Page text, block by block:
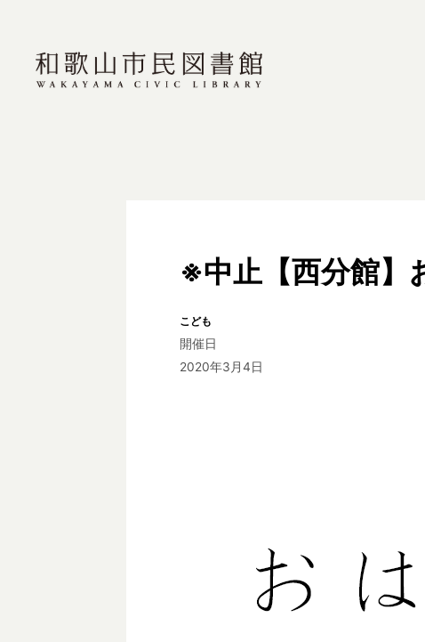
※中止【西分館】
こども
開催日
2020年3月4日